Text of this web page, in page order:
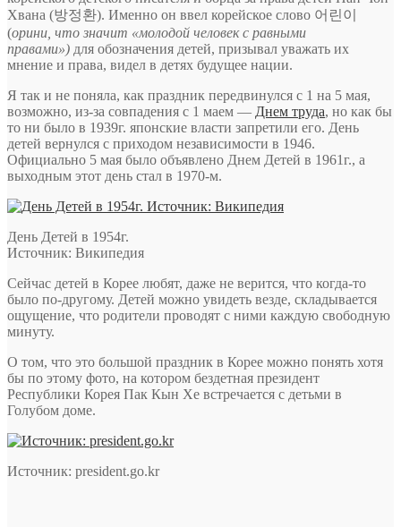
Хвана (방정환). Именно он ввел корейское слово 어린이
(орини, что значит «молодой человек с равными
правами») для обозначения детей, призывал уважать их
мнение и права, видел в детях будущее нации.
Я так и не поняла, как праздник передвинулся с 1 на 5 мая,
возможно, из-за совпадения с 1 маем — Днем труда, но как бы
то ни было в 1939г. японские власти запретили его. День
детей вернулся с приходом независимости в 1946.
Официально 5 мая было объявлено Днем Детей в 1961г., а
выходным этот день стал в 1970-м.
День Детей в 1954г.
Источник: Википедия
Сейчас детей в Корее любят, даже не верится, что когда-то
было по-другому. Детей можно увидеть везде, складывается
ощущение, что родители проводят с ними каждую свободную
минуту.
О том, что это большой праздник в Корее можно понять хотя
бы по этому фото, на котором бездетная президент
Республики Корея Пак Кын Хе встречается с детьми в
Голубом доме.
Источник: president.go.kr